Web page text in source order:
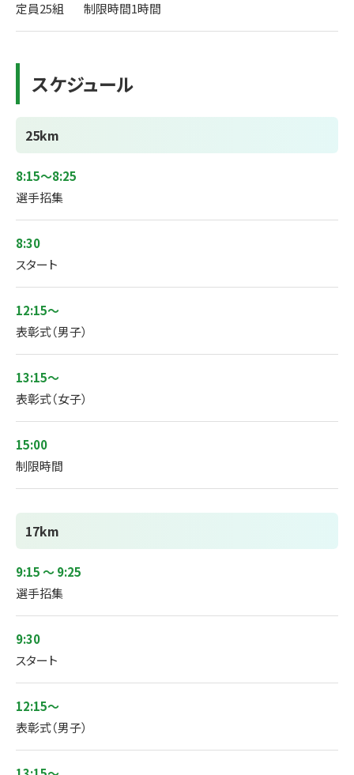
定員25組
制限時間1時間
スケジュール
25km
8:15～8:25
選手招集
8:30
スタート
12:15～
表彰式（男子）
13:15～
表彰式（女子）
15:00
制限時間
17km
9:15 ～ 9:25
選手招集
9:30
スタート
12:15～
表彰式（男子）